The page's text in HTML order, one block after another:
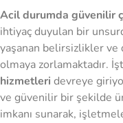
Acil durumda güvenilir
ihtiyaç duyulan bir
yaşanan belirsizlikler
olmaya zorlamaktadır.
hizmetleri devreye
ve güvenilir bir şekilde
imkanı sunarak,